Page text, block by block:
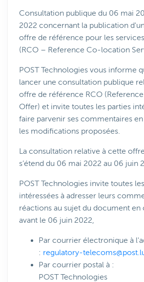
Consultation publique du 06 mai
2022 concernant la publication
offre de référence pour les
(RCO – Reference Co-location
POST Technologies vous informe
lancer une consultation publique
offre de référence RCO
Offer) et invite toutes les parties
faire parvenir ses commentaires
les modifications proposées.
La consultation relative à cette
s’étend du 06 mai 2022 au 06 juin
POST Technologies invite toutes
intéressées à adresser leurs
réactions au sujet du document en
avant le 06 juin 2022,
Par courrier électronique à
: regulatory-
Par courrier postal à :
POST Technologies